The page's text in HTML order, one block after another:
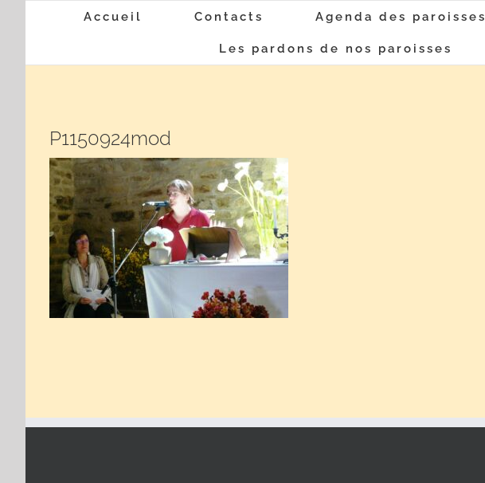
Accueil Contacts Agenda des paroisses
Les pardons de nos paroisses
P1150924mod